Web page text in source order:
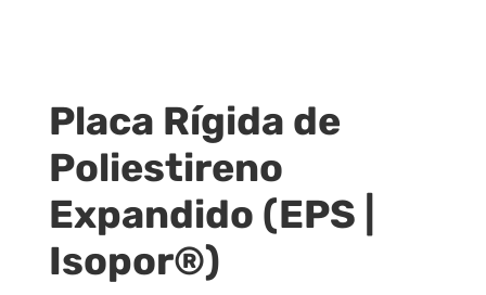
Placa Rígida de
Poliestireno
Expandido (EPS |
Isopor®)